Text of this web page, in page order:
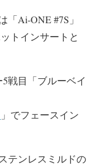
Ai-ONE #7S」
トインサートと
戦目「ブルーベイ
」でフェースイン
テンレスミルドの